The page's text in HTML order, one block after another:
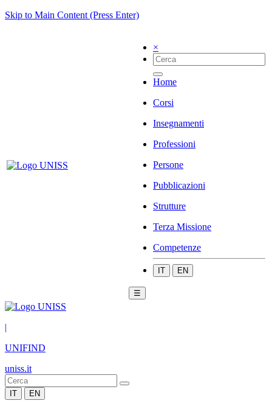
Skip to Main Content (Press Enter)
×
Home
Corsi
Insegnamenti
Professioni
Persone
Pubblicazioni
Strutture
Terza Missione
Competenze
IT EN
☰
|
UNIFIND
uniss.it
IT EN